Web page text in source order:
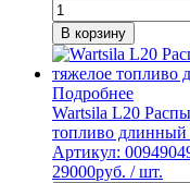
В корзину
Подробнее
Wartsila L20
топливо
Артикул:
29000руб. / шт.